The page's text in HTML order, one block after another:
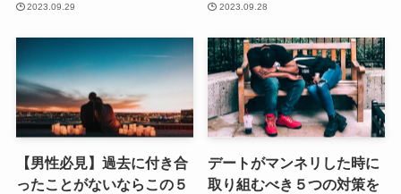
2023.09.29 2023.09.28
【男性必見】過去に付き合
ったことがないならこの５
デートがマンネリした時に
取り組むべき５つの対策を